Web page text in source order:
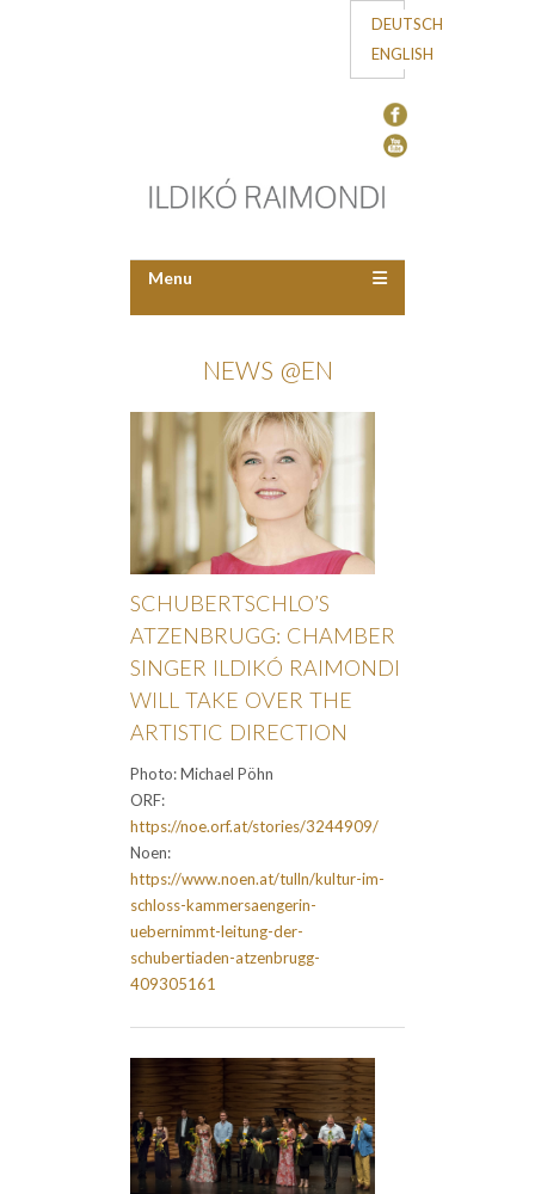
DEUTSCH
ENGLISH
Menu
NEWS @EN
SCHUBERTSCHLO’S
ATZENBRUGG: CHAMBER
SINGER ILDIKÓ RAIMONDI
WILL TAKE OVER THE
ARTISTIC DIRECTION
Photo: Michael Pöhn
ORF:
https://noe.orf.at/stories/3244909/
Noen:
https://www.noen.at/tulln/kultur-im-
schloss-kammersaengerin-
uebernimmt-leitung-der-
schubertiaden-atzenbrugg-
409305161